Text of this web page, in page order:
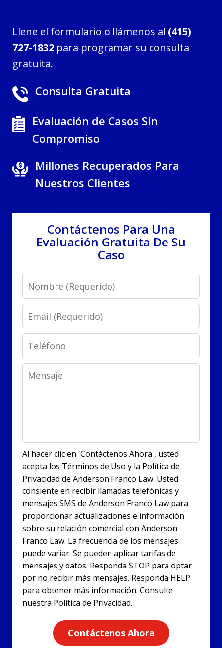
Llene el formulario o llámenos al (415)
727-1832 para programar su consulta
gratuita.
Consulta Gratuita
Evaluación de Casos Sin
Compromiso
Millones Recuperados Para
Nuestros Clientes
Contáctenos Para Una
Evaluación Gratuita De Su
Caso
Name
Email
Phone
Message
Al hacer clic en 'Contáctenos Ahora', usted
acepta los Términos de Uso y la Política de
Privacidad de Anderson Franco Law. Usted
consiente en recibir llamadas telefónicas y
mensajes SMS de Anderson Franco Law para
proporcionar actualizaciones e información
sobre su relación comercial con Anderson
Franco Law. La frecuencia de los mensajes
puede variar. Se pueden aplicar tarifas de
mensajes y datos. Responda STOP para optar
por no recibir más mensajes. Responda HELP
para obtener más información. Consulte
nuestra Política de Privacidad.
Contáctenos Ahora